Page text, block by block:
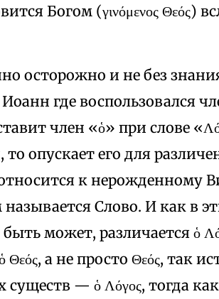
Богом (γινόμενος Θεός)
осторожно и не без
где воспользовался
член «ὁ» при слове
то опускает его для
к нерожденному
Слово. И как в
быть может, различается ὁ
а не просто Θεός, так
существ — ὁ Λόγος, тогда